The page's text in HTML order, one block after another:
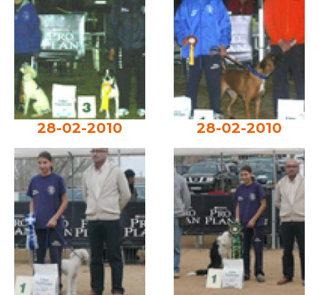
28-02-2010 28-02-2010